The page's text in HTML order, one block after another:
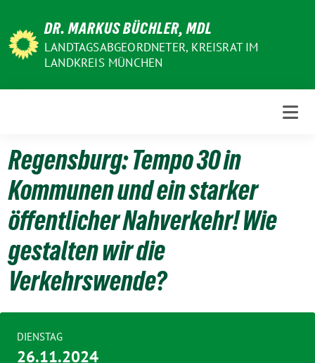
zum
Inhalt
DR. MARKUS BÜCHLER, MDL
LANDTAGSABGEORDNETER, KREISRAT IM
LANDKREIS MÜNCHEN
Regensburg: Tempo 30 in
Kommunen und ein starker
öffentlicher Nahverkehr! Wie
gestalten wir die
Verkehrswende?
DIENSTAG
26.11.2024